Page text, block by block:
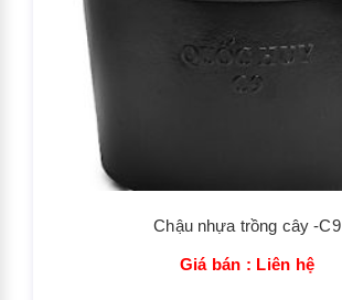
Chậu nhựa trồng cây -C9
Giá bán : Liên hệ